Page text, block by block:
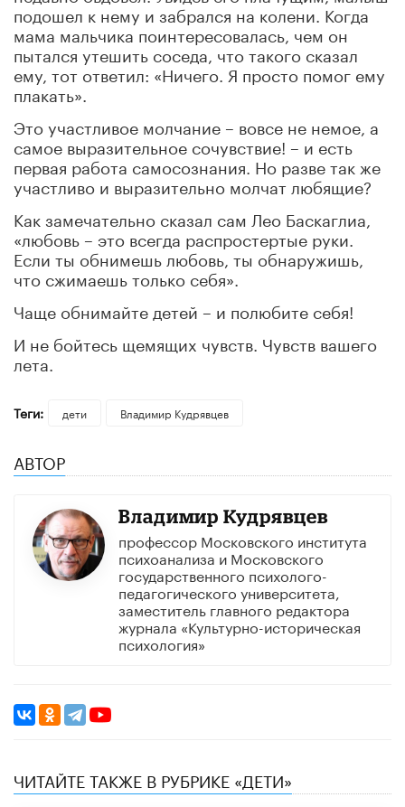
подошел к нему и забрался на колени. Когда
мама мальчика поинтересовалась, чем он
пытался утешить соседа, что такого сказал
ему, тот ответил: «Ничего. Я просто помог ему
плакать».
Это участливое молчание – вовсе не немое, а
самое выразительное сочувствие! – и есть
первая работа самосознания. Но разве так же
участливо и выразительно молчат любящие?
Как замечательно сказал сам Лео Баскаглиа,
«любовь – это всегда распростертые руки.
Если ты обнимешь любовь, ты обнаружишь,
что сжимаешь только себя».
Чаще обнимайте детей – и полюбите себя!
И не бойтесь щемящих чувств. Чувств вашего
лета.
Теги: дети Владимир Кудрявцев
АВТОР
Владимир Кудрявцев
профессор Московского института
психоанализа и Московского
государственного психолого-
педагогического университета,
заместитель главного редактора
журнала «Культурно-историческая
психология»
ЧИТАЙТЕ ТАКЖЕ В РУБРИКЕ «ДЕТИ»